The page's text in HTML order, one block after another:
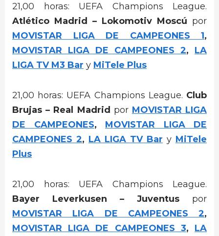
21,00 horas: UEFA Champions League.
Atlético Madrid – Lokomotiv Moscú por
MOVISTAR LIGA DE CAMPEONES 1,
MOVISTAR LIGA DE CAMPEONES 2, LA
LIGA TV M3 Bar y MiTele Plus
21,00 horas: UEFA Champions League. Club
Brujas – Real Madrid por MOVISTAR LIGA
DE CAMPEONES, MOVISTAR LIGA DE
CAMPEONES 2, LA LIGA TV Bar y MiTele
Plus
21,00 horas: UEFA Champions League.
Bayer Leverkusen – Juventus
por
MOVISTAR LIGA DE CAMPEONES 2,
MOVISTAR LIGA DE CAMPEONES 3, LA